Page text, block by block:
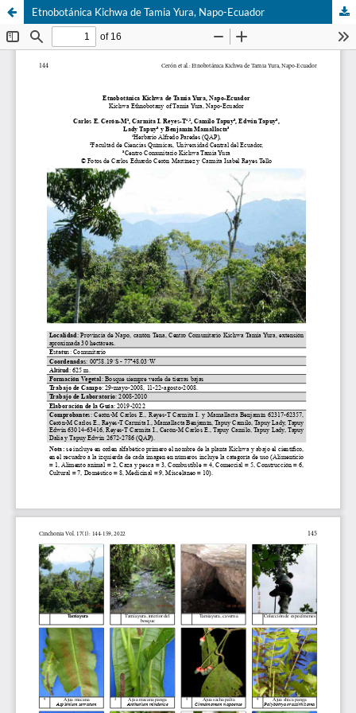
Etnobotánica Kichwa de Tamia Yura, Napo-Ecuador